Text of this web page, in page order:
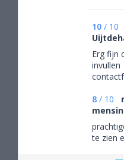
10 / 10
Erg fijn
invullen
winkel
8 / 10
te zien